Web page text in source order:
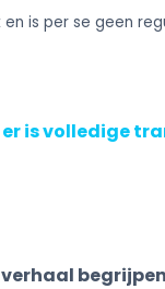
is per se geen
is volledige